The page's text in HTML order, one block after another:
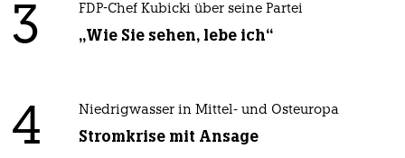
3 FDP-Chef Kubicki über seine Partei
„Wie Sie sehen, lebe ich“
4 Niedrigwasser in Mittel- und Osteuropa
Stromkrise mit Ansage